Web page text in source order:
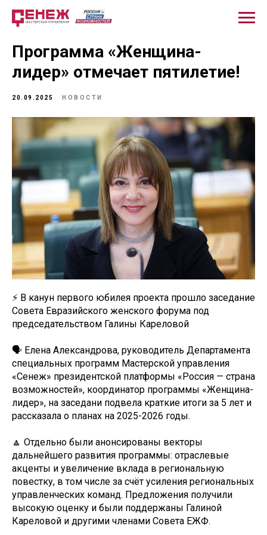
Программа «Женщина-
лидер» отмечает пятилетие!
20.09.2025 НОВОСТИ
⚡ В канун первого юбилея проекта прошло заседание
Совета Евразийского женского форума под
председательством Галины Кареловой
🗣 Елена Александрова, руководитель Департамента
специальных программ Мастерской управления
«Сенеж» президентской платформы «Россия — страна
возможностей», координатор программы «Женщина-
лидер», на заседани подвела краткие итоги за 5 лет и
рассказала о планах на 2025-2026 годы.
🔼 Отдельно были анонсированы векторы
дальнейшего развития программы: отраслевые
акценты и увеличение вклада в региональную
повестку, в том числе за счёт усиления региональных
управленческих команд. Предложения получили
высокую оценку и были поддержаны Галиной
Кареловой и другими членами Совета ЕЖФ.